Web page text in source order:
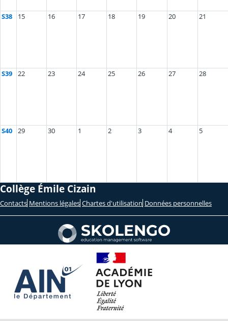
S38 15 16 17 18 19 20 21
S39 22 23 24 25 26 27 28
S40 29 30 1 2 3 4 5
Collège Émile Cizain
Contacts Mentions légales Chartes d'utilisation Données personnelles